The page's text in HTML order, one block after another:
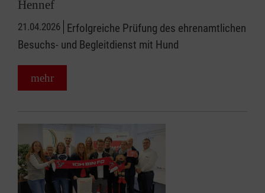
Hennef
21.04.2026 Erfolgreiche Prüfung des ehrenamtlichen
Besuchs- und Begleitdienst mit Hund
mehr